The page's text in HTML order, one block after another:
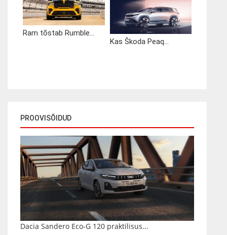
Ram tõstab Rumble...
Kas Škoda Peaq...
PROOVISÕIDUD
Dacia Sandero Eco-G 120 praktilisus...